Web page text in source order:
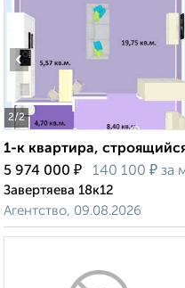
2/2
‹
1-к квартира,
5 974 000 ₽ 140 100 ₽ за
Завертяева 18к12
Агентство, 09.08.2026